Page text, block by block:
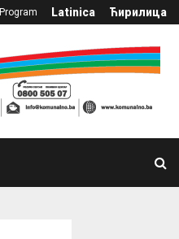
Program Latinica Ћирилица